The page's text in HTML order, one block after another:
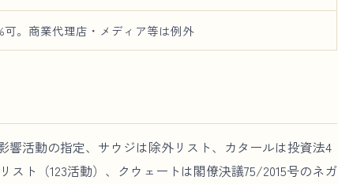
可。商業代理店・メディア等は例外
響活動の指定、サウジは除外リスト、カタールは投資法4
ト（123活動）、クウェートは閣僚決議75/2015号のネガ